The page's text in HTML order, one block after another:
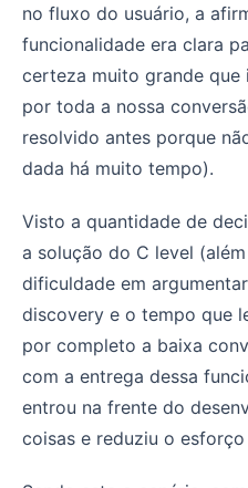
no fluxo do usuário, a
funcionalidade era clara
certeza muito grande que
por toda a nossa
resolvido antes porque
dada há muito tempo).
Visto a quantidade de
a solução do C level
dificuldade em
discovery e o tempo que
por completo a baixa
com a entrega dessa
entrou na frente do
coisas e reduziu o